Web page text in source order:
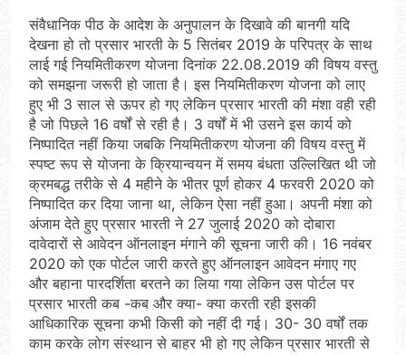
संवैधानिक पीठ के आदेश के अनुपालन के दिखावे की बानगी यदि
देखना हो तो प्रसार भारती के 5 सितंबर 2019 के परिपत्र के साथ
लाई गई नियमितीकरण योजना दिनांक 22.08.2019 की विषय वस्तु
को समझना जरूरी हो जाता है। इस नियमितीकरण योजना को लाए
हुए भी 3 साल से ऊपर हो गए लेकिन प्रसार भारती की मंशा वही रही
है जो पिछले 16 वर्षों से रही है। 3 वर्षों में भी उसने इस कार्य को
निष्पादित नहीं किया जबकि नियमितीकरण योजना की विषय वस्तु में
स्पष्ट रूप से योजना के क्रियान्वयन में समय बंधता उल्लिखित थी जो
क्रमबद्ध तरीके से 4 महीने के भीतर पूर्ण होकर 4 फरवरी 2020 को
निष्पादित कर दिया जाना था, लेकिन ऐसा नहीं हुआ। अपनी मंशा को
अंजाम देते हुए प्रसार भारती ने 27 जुलाई 2020 को दोबारा
दावेदारों से आवेदन ऑनलाइन मंगाने की सूचना जारी की। 16 नवंबर
2020 को एक पोर्टल जारी करते हुए ऑनलाइन आवेदन मंगाए गए
और बहाना पारदर्शिता बरतने का लिया गया लेकिन उस पोर्टल पर
प्रसार भारती कब -कब और क्या- क्या करती रही इसकी
आधिकारिक सूचना कभी किसी को नहीं दी गई। 30- 30 वर्षों तक
काम करके लोग संस्थान से बाहर भी हो गए लेकिन प्रसार भारती से